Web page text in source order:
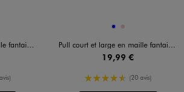
colorées fille
Disponible en 2 coloris
BLEUROSE
Pull court et large en maille fantaisie à rayures colorées fille
19,99 €
4.5/5 de moyenne
(20 avis)